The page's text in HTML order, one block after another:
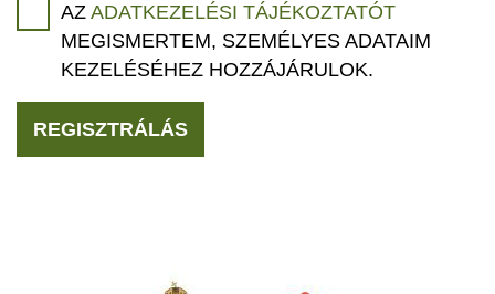
AZ ADATKEZELÉSI TÁJÉKOZTATÓT
MEGISMERTEM, SZEMÉLYES ADATAIM
KEZELÉSÉHEZ HOZZÁJÁRULOK.
REGISZTRÁLÁS